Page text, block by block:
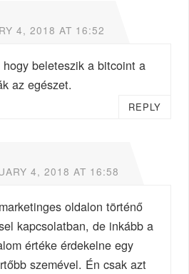
4, 2018 AT 16:52
beleteszik a bitcoint a
az egészet.
REPLY
4, 2018 AT 16:58
oldalon történő
kapcsolatban, de inkább a
értéke érdekelne egy
szemével. Én csak azt